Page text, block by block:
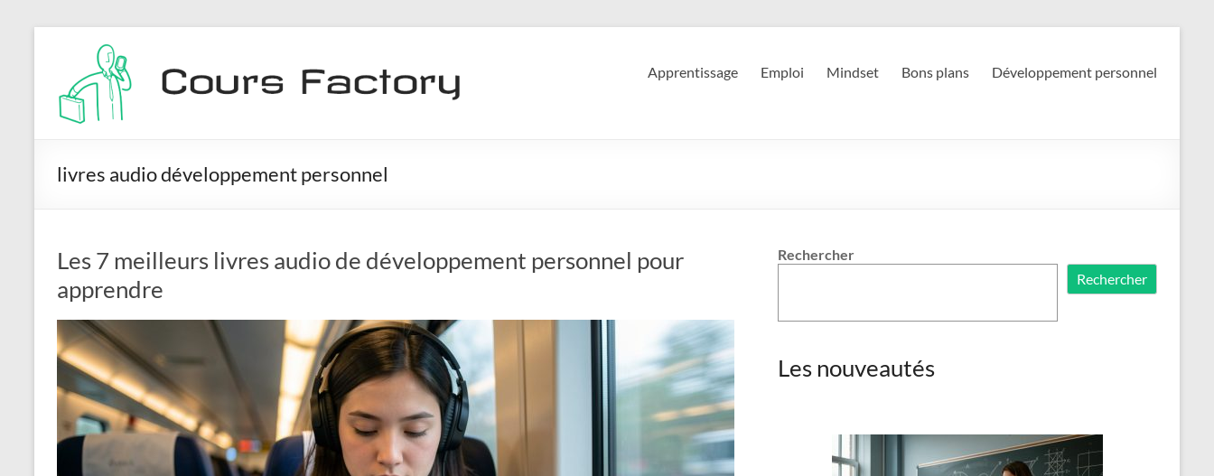
Cours
Factory Apprentissage Emploi Mindset Bons plans Développement personnel
livres audio développement personnel
Les 7 meilleurs livres audio de développement personnel pour
apprendre
Rechercher
Rechercher
Les nouveautés